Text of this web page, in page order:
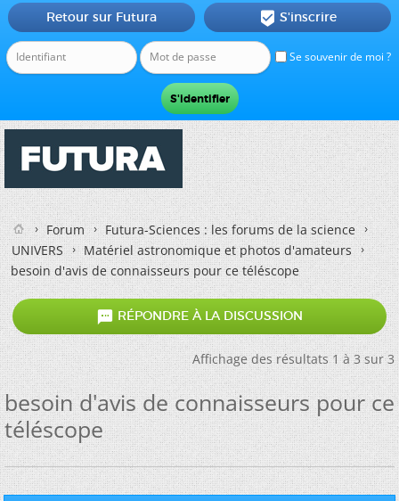
Se souvenir de moi ?
Retour sur Futura  S'inscrire
Forum
Futura-Sciences : les forums de la science
UNIVERS
Matériel astronomique et photos d'amateurs
besoin d'avis de connaisseurs pour ce téléscope
 RÉPONDRE À LA DISCUSSION
Affichage des résultats 1 à 3 sur 3
besoin d'avis de connaisseurs pour ce
téléscope